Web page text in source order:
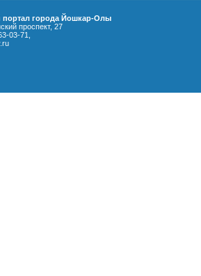
города Йошкар-Олы
проспект, 27
03-71,